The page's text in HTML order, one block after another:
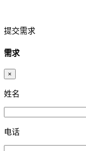
提交需求
需求
×
姓名
电话